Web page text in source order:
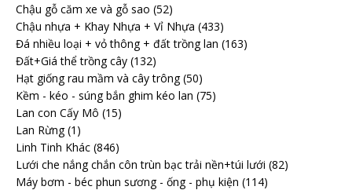
Chậu gỗ căm xe và gỗ sao (52)
Chậu nhựa + Khay Nhựa + Vỉ Nhựa (433)
Đá nhiều loại + vỏ thông + đất trồng lan (163)
Đất+Giá thể trồng cây (132)
Hạt giống rau mầm và cây trông (50)
Kềm - kéo - súng bắn ghim kéo lan (75)
Lan con Cấy Mô (15)
Lan Rừng (1)
Linh Tinh Khác (846)
Lưới che nắng chắn côn trùn bạc trải nền+túi lưới (82)
Máy bơm - béc phun sương - ống - phụ kiện (114)